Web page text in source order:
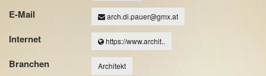
E-Mail arch.di.pauer@gmx.at
Internet https://www.archit..
Branchen Architekt